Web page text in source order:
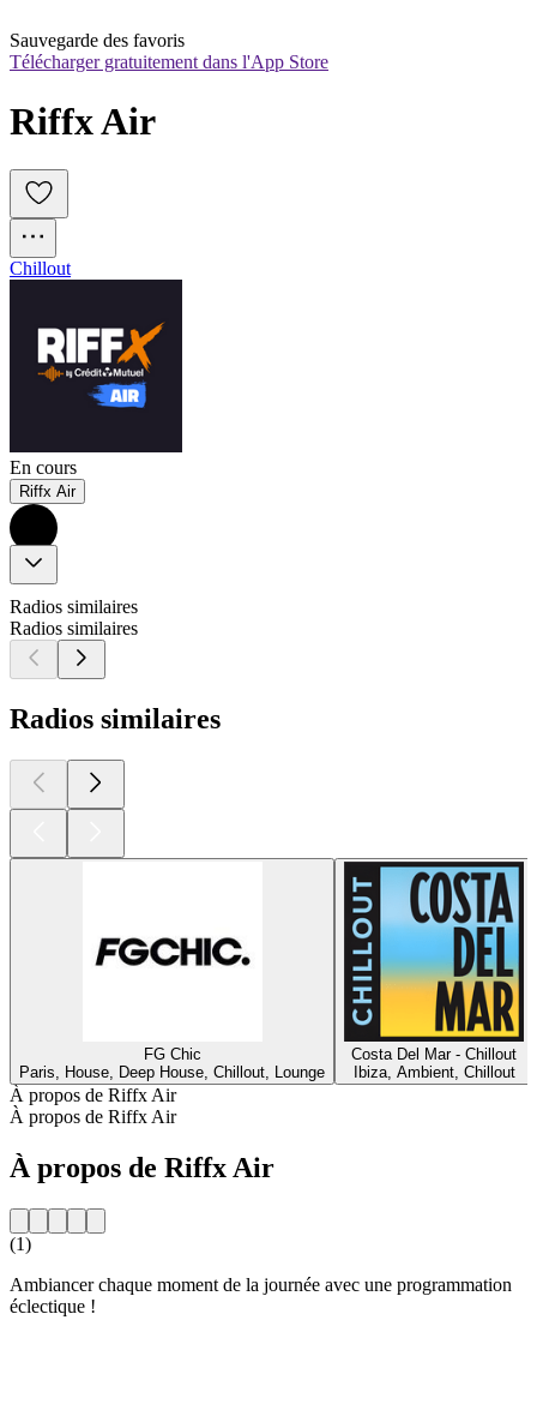
Sauvegarde des favoris
Télécharger gratuitement dans l'App Store
Riffx Air
Chillout
En cours
Riffx Air
Radios similaires
Radios similaires
Radios similaires
FG Chic
Paris, House, Deep House, Chillout, Lounge
Costa Del Mar - Chillout
Ibiza, Ambient, Chillout
À propos de Riffx Air
À propos de Riffx Air
À propos de Riffx Air
(1)
Ambiancer chaque moment de la journée avec une programmation
éclectique !